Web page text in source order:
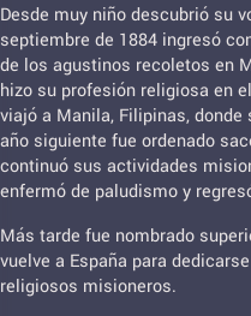
Desde muy niño descubrió su
septiembre de 1884 ingresó
de los agustinos recoletos en
hizo su profesión religiosa en
viajó a Manila, Filipinas,
año siguiente fue ordenado
continuó sus actividades
enfermó de paludismo y
Más tarde fue nombrado
vuelve a España para
religiosos misioneros.